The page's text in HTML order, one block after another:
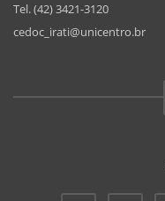
Tel. (42) 3421-3120
cedoc_irati@unicentro.br